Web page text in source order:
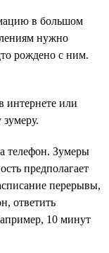
в большом
нужно
рождено с ним.
интернете или
зумеру.
телефон. Зумеры
предполагает
перерывы,
ответить
10 минут